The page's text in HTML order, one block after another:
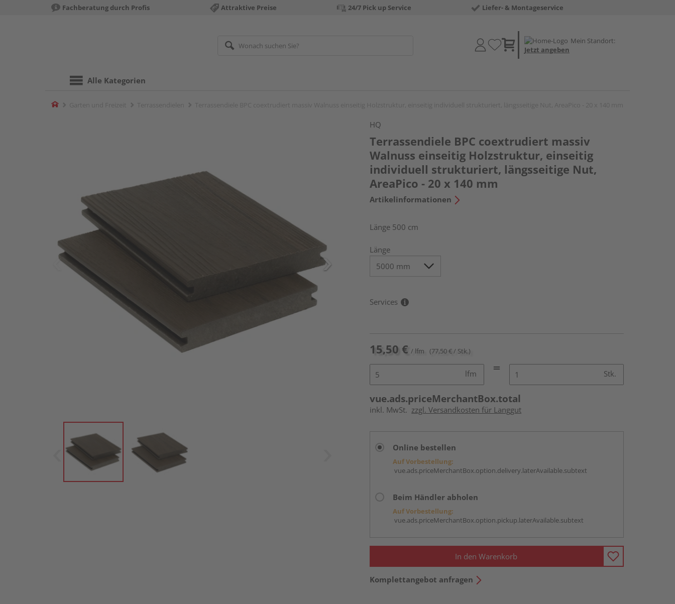
Fachberatung durch Profis Attraktive Preise 24/7 Pick up Service Liefer- & Montageservice
Mein Standort:
Jetzt angeben
Alle Kategorien
Home
HQ
Terrassendiele BPC coextrudiert massiv
Walnuss einseitig Holzstruktur, einseitig
individuell strukturiert, längsseitige Nut,
AreaPico - 20 x 140 mm
Artikelinformationen
Länge 500 cm
Länge
Services
15,50 € / lfm (77,50 € / Stk.)
lfm Stk.
vue.ads.priceMerchantBox.total
inkl. MwSt. zzgl. Versandkosten für Langgut
Online bestellen
Auf Vorbestellung:
vue.ads.priceMerchantBox.option.delivery.laterAvailable.subtext
Beim Händler abholen
Auf Vorbestellung:
vue.ads.priceMerchantBox.option.pickup.laterAvailable.subtext
In den Warenkorb
Komplettangebot anfragen